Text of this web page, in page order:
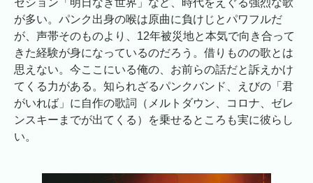
セション「明日なき世界」など、時代をえぐる強烈な歌
が多い。パンク出身の喉は原曲に負けじとパワフルだ
が、声帯そのものより、12年被災地と本気で向き合って
きた経験が身になっているのだろう。借りものの歌とは
思えない。今ここにいる俺の、お前らの話だと訴えかけ
てくる力がある。知られざるパンクバンド、えびの「君
がいれば」に自作の歌詞（メルトダウン、コロナ、ゼレ
ンスキーまでが出てくる）を乗せるところも実に彼らし
い。